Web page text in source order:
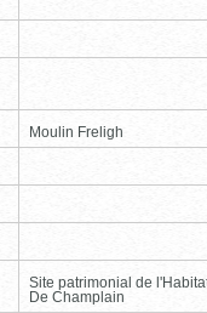
Moulin Freligh
Site patrimonial de
De Champlain